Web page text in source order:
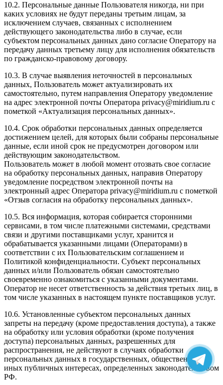
10.2. Персональные данные Пользователя никогда, ни при
каких условиях не будут переданы третьим лицам, за
исключением случаев, связанных с исполнением
действующего законодательства либо в случае, если
субъектом персональных данных дано согласие Оператору на
передачу данных третьему лицу для исполнения обязательств
по гражданско-правовому договору.
10.3. В случае выявления неточностей в персональных
данных, Пользователь может актуализировать их
самостоятельно, путем направления Оператору уведомление
на адрес электронной почты Оператора privacy@miridium.ru с
пометкой «Актуализация персональных данных».
10.4. Срок обработки персональных данных определяется
достижением целей, для которых были собраны персональные
данные, если иной срок не предусмотрен договором или
действующим законодательством.
Пользователь может в любой момент отозвать свое согласие
на обработку персональных данных, направив Оператору
уведомление посредством электронной почты на
электронный адрес Оператора privacy@miridium.ru с пометкой
«Отзыв согласия на обработку персональных данных».
10.5. Вся информация, которая собирается сторонними
сервисами, в том числе платежными системами, средствами
связи и другими поставщиками услуг, хранится и
обрабатывается указанными лицами (Операторами) в
соответствии с их Пользовательским соглашением и
Политикой конфиденциальности. Субъект персональных
данных и/или Пользователь обязан самостоятельно
своевременно ознакомиться с указанными документами.
Оператор не несет ответственность за действия третьих лиц, в
том числе указанных в настоящем пункте поставщиков услуг.
10.6. Установленные субъектом персональных данных
запреты на передачу (кроме предоставления доступа), а также
на обработку или условия обработки (кроме получения
доступа) персональных данных, разрешенных для
распространения, не действуют в случаях обработки
персональных данных в государственных, общественных и
иных публичных интересах, определенных законодательством
РФ.